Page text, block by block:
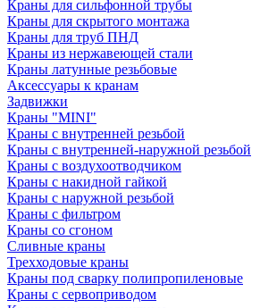
Краны для сильфонной трубы
Краны для скрытого монтажа
Краны для труб ПНД
Краны из нержавеющей стали
Краны латунные резьбовые
Аксессуары к кранам
Задвижки
Краны "MINI"
Краны с внутренней резьбой
Краны с внутренней-наружной резьбой
Краны с воздухоотводчиком
Краны с накидной гайкой
Краны с наружной резьбой
Краны с фильтром
Краны со сгоном
Сливные краны
Трехходовые краны
Краны под сварку полипропиленовые
Краны с сервоприводом